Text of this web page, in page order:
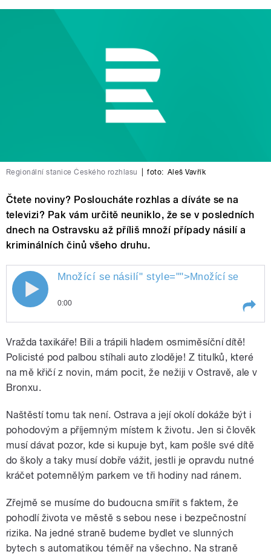
Regionální stanice Českého rozhlasu foto: Aleš Vavřík
Čtete noviny? Posloucháte rozhlas a díváte se na
televizi? Pak vám určitě neuniklo, že se v posledních
dnech na Ostravsku až příliš množí případy násilí a
kriminálních činů všeho druhu.
pause
Množící se násilí" style="">Množící se
0:00
Vražda taxikáře! Bili a trápili hladem osmiměsíční dítě!
Policisté pod palbou stíhali auto zloděje! Z titulků, které
na mě křičí z novin, mám pocit, že nežiji v Ostravě, ale v
Bronxu.
Naštěstí tomu tak není. Ostrava a její okolí dokáže být i
pohodovým a příjemným místem k životu. Jen si člověk
musí dávat pozor, kde si kupuje byt, kam pošle své dítě
do školy a taky musí dobře vážit, jestli je opravdu nutné
kráčet potemnělým parkem ve tři hodiny nad ránem.
Zřejmě se musíme do budoucna smířit s faktem, že
pohodlí života ve městě s sebou nese i bezpečnostní
rizika. Na jedné straně budeme bydlet ve slunných
bytech s automatikou téměř na všechno. Na straně